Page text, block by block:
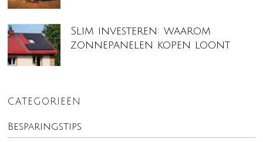
Slim investeren: waarom
zonnepanelen kopen loont
CATEGORIEËN
Besparingstips